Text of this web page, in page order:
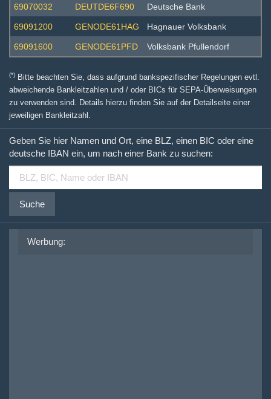
69070032 DEUTDE6F690 Deutsche Bank
69091200 GENODE61HAG Hagnauer Volksbank
69091600 GENODE61PFD Volksbank Pfullendorf
(*) Bitte beachten Sie, dass aufgrund bankspezifischer Regelungen evtl.
abweichende Bankleitzahlen und / oder BICs für SEPA-Überweisungen
zu verwenden sind. Details hierzu finden Sie auf der Detailseite einer
jeweiligen Bankleitzahl.
Geben Sie hier Namen und Ort, eine BLZ, einen BIC oder eine
deutsche IBAN ein, um nach einer Bank zu suchen:
Suche
Werbung: